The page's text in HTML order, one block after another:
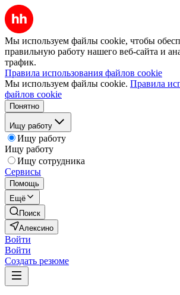
Мы используем файлы cookie, чтобы
правильную работу нашего веб-сайта и
трафик.
Правила использования файлов cookie
Мы используем файлы cookie. Правила
файлов cookie
Понятно
Ищу работу
Ищу работу
Ищу работу
Ищу сотрудника
Сервисы
Помощь
Ещё
Поиск
Алексино
Войти
Войти
Создать резюме